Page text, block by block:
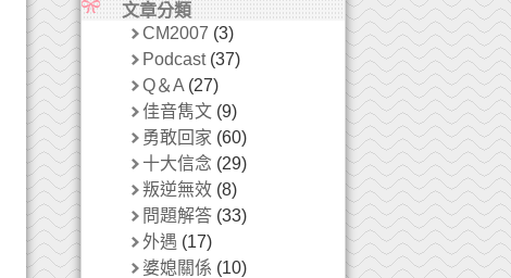
文章分類
CM2007 (3)
Podcast(37)
Q＆A(27)
佳音雋文(9)
勇敢回家 (60)
十大信念 (29)
叛逆無效(8)
問題解答(33)
外遇 (17)
婆媳關係 (10)